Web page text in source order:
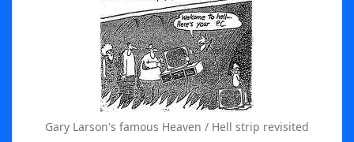
Gary Larson's famous Heaven / Hell strip revisited